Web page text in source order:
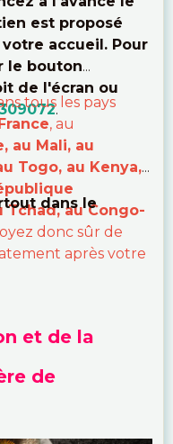
est proposé
accueil. Pour
le bouton
de l'écran ou
.
tous les pays
, au
au Mali, au
Togo, au Kenya,
Tchad, au Congo-
donc sûr de
après votre
dans le
et de la
de